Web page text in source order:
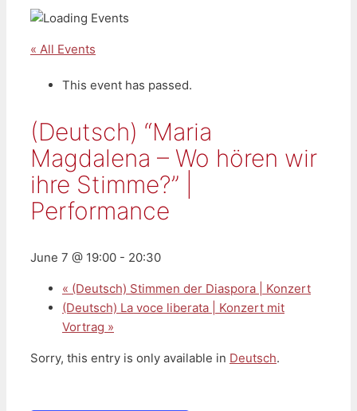
« All Events
This event has passed.
(Deutsch) “Maria
Magdalena – Wo hören wir
ihre Stimme?” |
Performance
June 7 @ 19:00 - 20:30
« (Deutsch) Stimmen der Diaspora | Konzert
(Deutsch) La voce liberata | Konzert mit
Vortrag »
Sorry, this entry is only available in Deutsch.